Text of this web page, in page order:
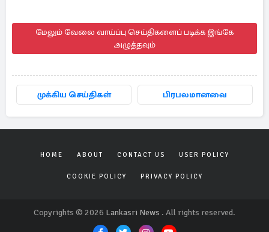
மேலும் வேலை வாய்ப்பு செய்திகளைப் படிக்க இங்கே
அழுத்தவும்
முக்கிய செய்திகள் பிரபலமானவை
HOME ABOUT CONTACT US USER POLICY
COOKIE POLICY PRIVACY POLICY
Copyrights © 2026 Lankasri News . All rights reserved.